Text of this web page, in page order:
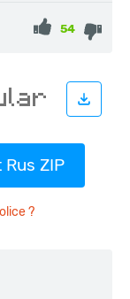
54
ZIP
?